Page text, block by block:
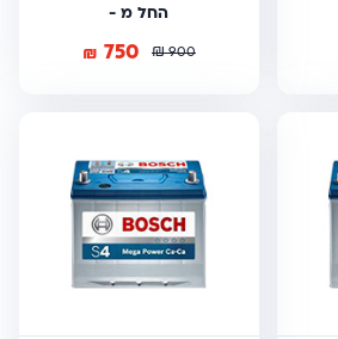
החל מ -
900
₪
750
₪